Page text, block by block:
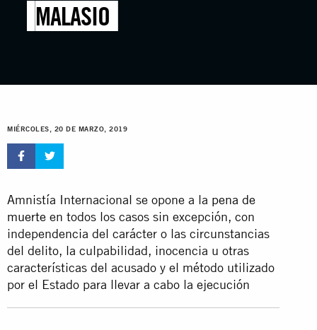
MALASIO
MIÉRCOLES, 20 DE MARZO, 2019
Amnistía Internacional se opone a la pena de
muerte en todos los casos sin excepción, con
independencia del carácter o las circunstancias
del delito, la culpabilidad, inocencia u otras
características del acusado y el método utilizado
por el Estado para llevar a cabo la ejecución